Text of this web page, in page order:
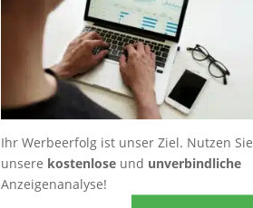
Ihr Werbeerfolg ist unser Ziel. Nutzen Sie
unsere kostenloseund unverbindliche
Anzeigenanalyse!